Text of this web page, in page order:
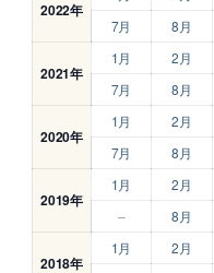
2022年
7月
8月
2021年
1月 2月
7月
8月
2020年
1月 2月
7月
8月
2019年
1月 2月
–
8月
2018年
1月 2月